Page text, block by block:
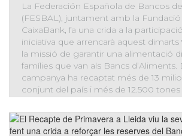
La Federación Española de Bancos
(FESBAL), juntament amb la Fundació
CaixaBank, fa una crida a la
iniciativa que arrencarà aquest
la missió de garantir una alimentació
famílies que van als Bancs d’Aliments.
campanya ha recaptat més de 13
conjunt del país i més de 12.500 tones
282.000 euros el 2025.